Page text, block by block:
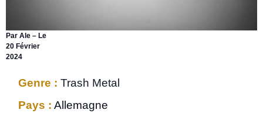
Par Ale – Le
20 Février
2024
Genre : Trash Metal
Pays : Allemagne